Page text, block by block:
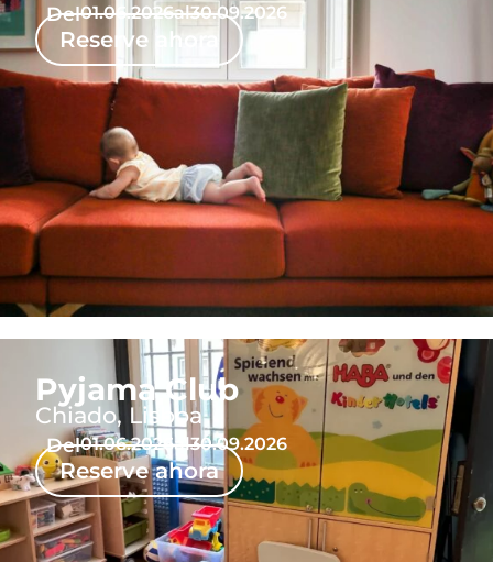
Reserve ahora
Del01.06.2026al30.09.2026
Pyjama Club
Chiado, Lisboa
Reserve ahora
Del01.06.2026al30.09.2026